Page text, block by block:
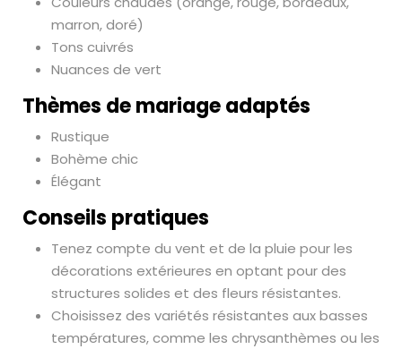
marron, doré)
Tons cuivrés
Nuances de vert
Thèmes de mariage adaptés
Rustique
Bohème chic
Élégant
Conseils pratiques
Tenez compte du vent et de la pluie pour les
décorations extérieures en optant pour des
structures solides et des fleurs résistantes.
Choisissez des variétés résistantes aux basses
températures, comme les chrysanthèmes ou les